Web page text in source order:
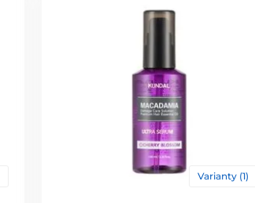
Varianty (1)